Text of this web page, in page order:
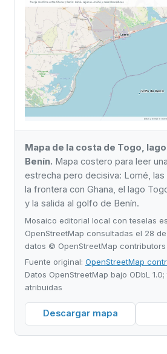
Mapa de la costa de Togo,
Benín. Mapa costero para leer
estrecha pero decisiva: Lomé, las
la frontera con Ghana, el lago
y la salida al golfo de Benín.
Mosaico editorial local con teselas
OpenStreetMap consultadas el 28
datos © OpenStreetMap contributors
Fuente original: OpenStreetMap
Datos OpenStreetMap bajo ODbL
atribuidas
Descargar mapa